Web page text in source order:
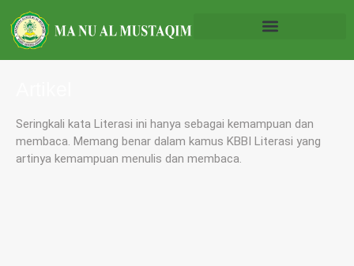
Seringkali kata Literasi ini hanya sebagai kemampuan dan
membaca. Memang benar dalam kamus KBBI Literasi yang
artinya kemampuan menulis dan membaca.